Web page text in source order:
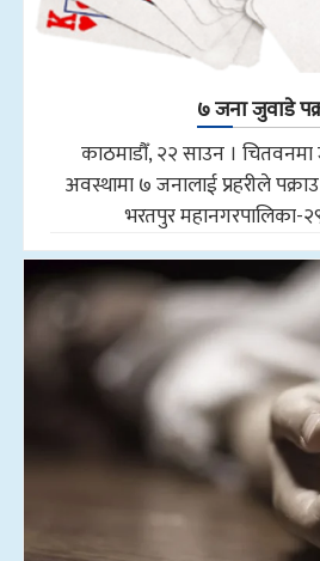
७ जना जुवाडे
काठमाडौँ, २२ साउन ।
अवस्थामा ७ जनालाई प्रहरीले
भरतपुर महानगरपालिका-